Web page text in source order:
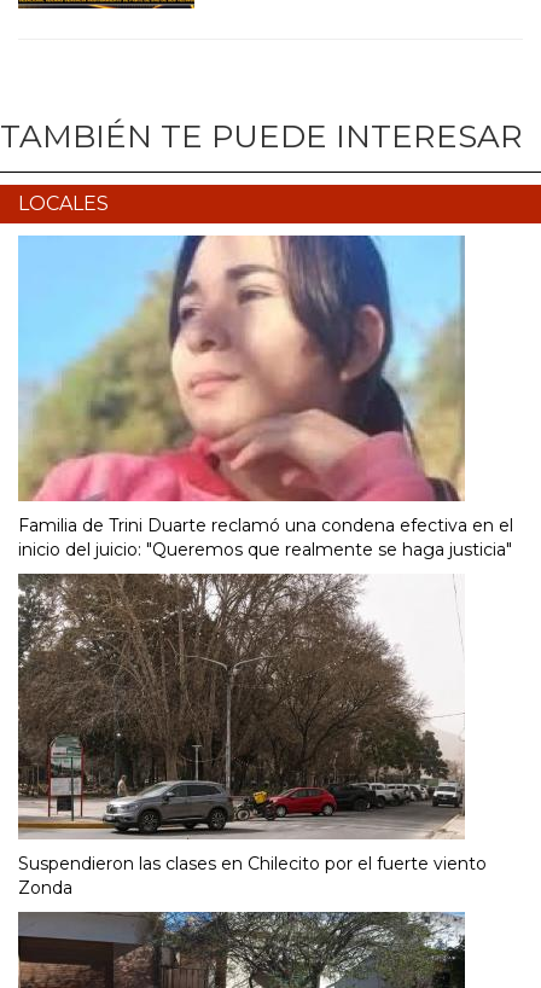
TAMBIÉN TE PUEDE INTERESAR
LOCALES
Familia de Trini Duarte reclamó una condena efectiva en el
inicio del juicio: "Queremos que realmente se haga justicia"
Suspendieron las clases en Chilecito por el fuerte viento
Zonda